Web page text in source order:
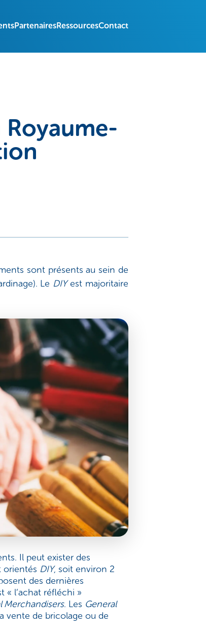
PartenairesRessourcesContact
sont présents au sein de
Le DIYest majoritaire
Il peut exister des
orientés DIY, soit environ 2
des dernières
« l’achat réfléchi »
Merchandisers. Les General
vente de bricolage ou de